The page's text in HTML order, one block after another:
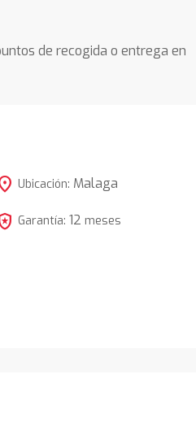
de recogida o entrega en
Ubicación: Malaga
Garantía: 12 meses